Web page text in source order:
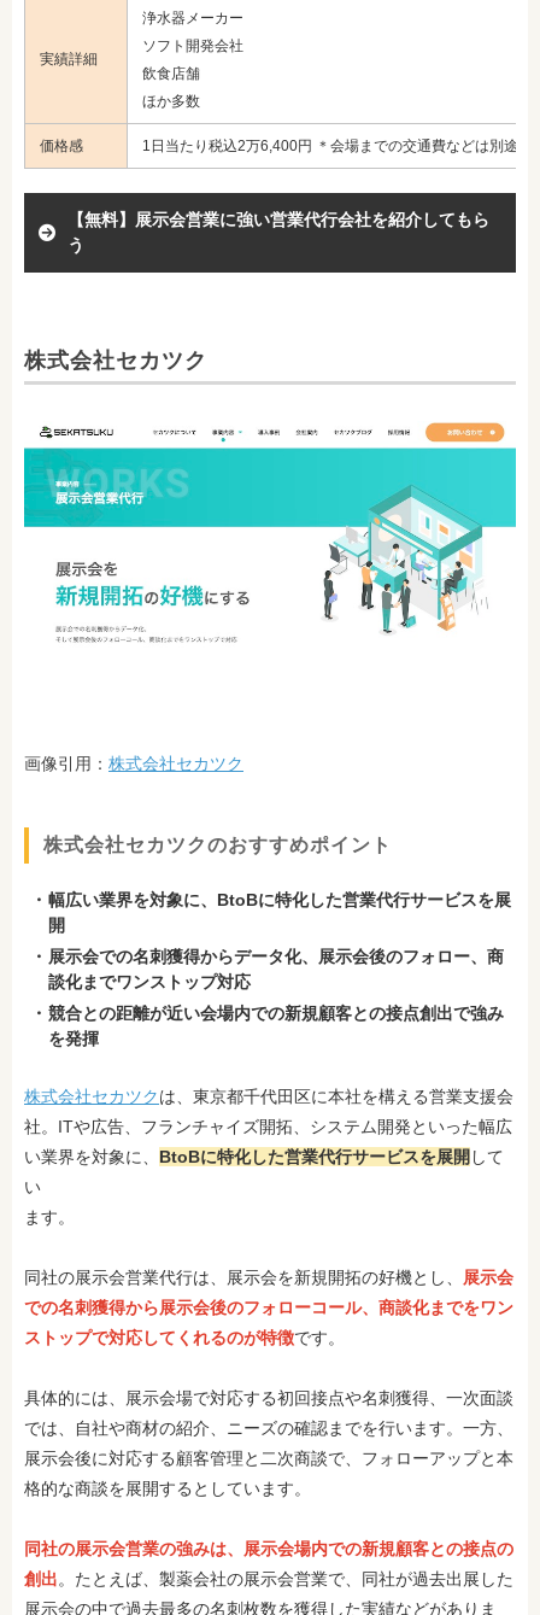
実績詳細
浄水器メーカー
ソフト開発会社
飲食店舗
ほか多数
価格感 1日当たり税込2万6,400円 ＊会場までの交通費などは別途必
【無料】展示会営業に強い営業代行会社を紹介してもら
う
株式会社セカツク
画像引用： 株式会社セカツク
株式会社セカツクのおすすめポイント
幅広い業界を対象に、BtoBに特化した営業代行サービスを展
開
展示会での名刺獲得からデータ化、展示会後のフォロー、商
談化までワンストップ対応
競合との距離が近い会場内での新規顧客との接点創出で強み
を発揮
株式会社セカツクは、東京都千代田区に本社を構える営業支援会
社。ITや広告、フランチャイズ開拓、システム開発といった幅広
い業界を対象に、 BtoBに特化した営業代行サービスを展開 して
い
ます。
同社の展示会営業代行は、展示会を新規開拓の好機とし、
展示会
での名刺獲得から展示会後のフォローコール、商談化までをワン
ストップで対応してくれるのが特徴です。
具体的には、展示会場で対応する初回接点や名刺獲得、一次面談
では、自社や商材の紹介、ニーズの確認までを行います。一方、
展示会後に対応する顧客管理と二次商談で、フォローアップと本
格的な商談を展開するとしています。
同社の展示会営業の強みは、展示会場内での新規顧客との接点の
創出。たとえば、製薬会社の展示会営業で、同社が過去出展した
展示会の中で過去最多の名刺枚数を獲得した実績などがありま